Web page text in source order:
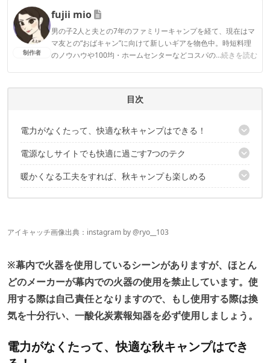
CAMP HACK編集部のプロフィール
制作者
fujii mio
男の子2人と夫との7年のファミリーキャンプを経て、現在はマ
マ友との“おばキャン”に向けて新しいギアを物色中。時短料理
のノウハウや100均・ホームセンターなどコスパの良好なギア
...続きを読む
fujii mioのプロフィール目次
電力がなくたって、快適な秋キャンプはできる！
電源なしサイトの良さは、やっぱり自由度の高さ！
電源なしサイトでも快適に過ごす7つのテク
1. 焚き火もいいけど、薪ストーブ・石油ストーブで暖まる
5. それでも寒ければ、コットで底上げ
暖かくなる工夫をすれば、秋キャンプも楽しめる
アイキャッチ画像出典：instagram by @ryo__103
※幕内で火器を使用しているシーンがありますが、ほとん
どのメーカーが幕内での火器の使用を禁止しています。使
用する際は自己責任となりますので、もし使用する際は換
気を十分行い、一酸化炭素報知器を必ず使用しましょう。
電力がなくたって、快適な秋キャンプはでき